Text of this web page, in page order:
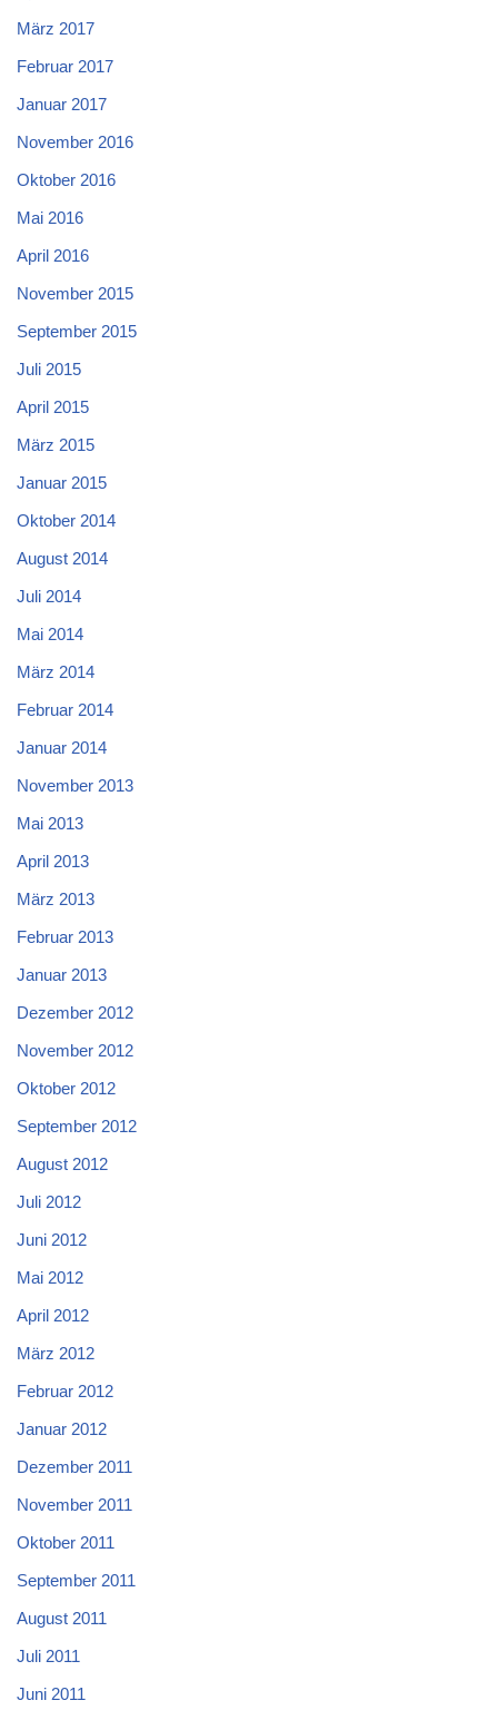
März 2017
Februar 2017
Januar 2017
November 2016
Oktober 2016
Mai 2016
April 2016
November 2015
September 2015
Juli 2015
April 2015
März 2015
Januar 2015
Oktober 2014
August 2014
Juli 2014
Mai 2014
März 2014
Februar 2014
Januar 2014
November 2013
Mai 2013
April 2013
März 2013
Februar 2013
Januar 2013
Dezember 2012
November 2012
Oktober 2012
September 2012
August 2012
Juli 2012
Juni 2012
Mai 2012
April 2012
März 2012
Februar 2012
Januar 2012
Dezember 2011
November 2011
Oktober 2011
September 2011
August 2011
Juli 2011
Juni 2011